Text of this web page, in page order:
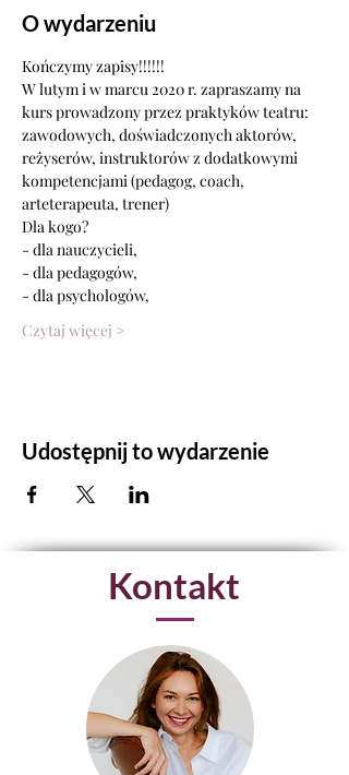
O wydarzeniu
Kończymy zapisy!!!!!!
W lutym i w marcu 2020 r. zapraszamy na
kurs prowadzony przez praktyków teatru:
zawodowych, doświadczonych aktorów,
reżyserów, instruktorów z dodatkowymi
kompetencjami (pedagog, coach,
arteterapeuta, trener)
Dla kogo?
- dla nauczycieli,
- dla pedagogów,
- dla psychologów,
Czytaj więcej >
Udostępnij to wydarzenie
Kontakt